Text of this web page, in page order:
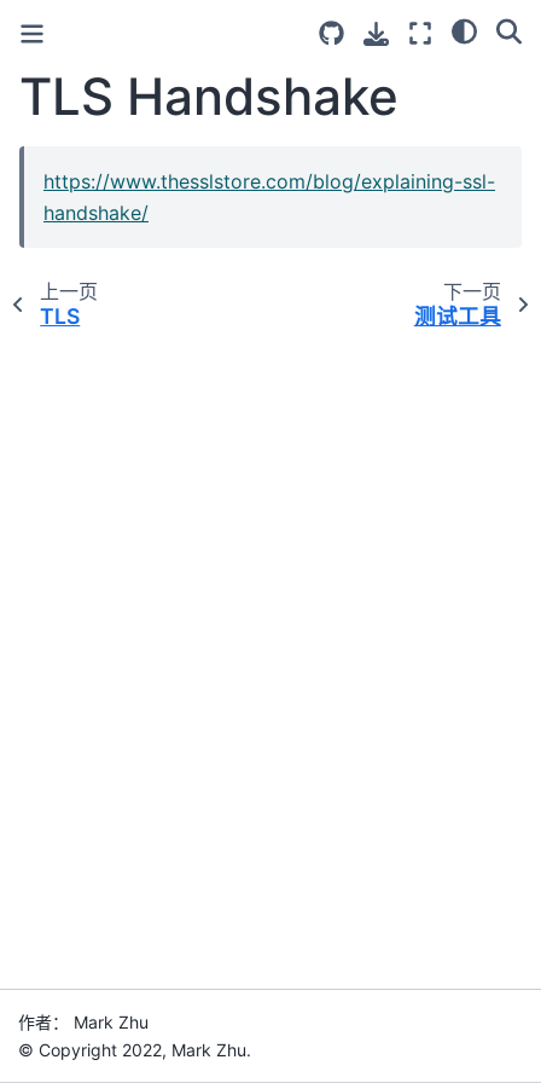
TLS Handshake
https://www.thesslstore.com/blog/explaining-ssl-
handshake/
上一页
TLS
下一页
测试工具
作者： Mark Zhu
© Copyright 2022, Mark Zhu.